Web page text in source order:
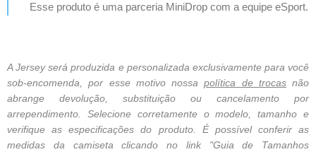
Esse produto é uma parceria MiniDrop com a equipe eSport.
A Jersey será produzida e personalizada exclusivamente para você
sob-encomenda, por esse motivo nossapolítica de trocasnão
abrange devolução, substituição ou cancelamento por
arrependimento. Selecione corretamente o modelo, tamanho e
verifique as especificações do produto. É possível conferir as
medidas da camiseta clicando no link "Guia de Tamanhos